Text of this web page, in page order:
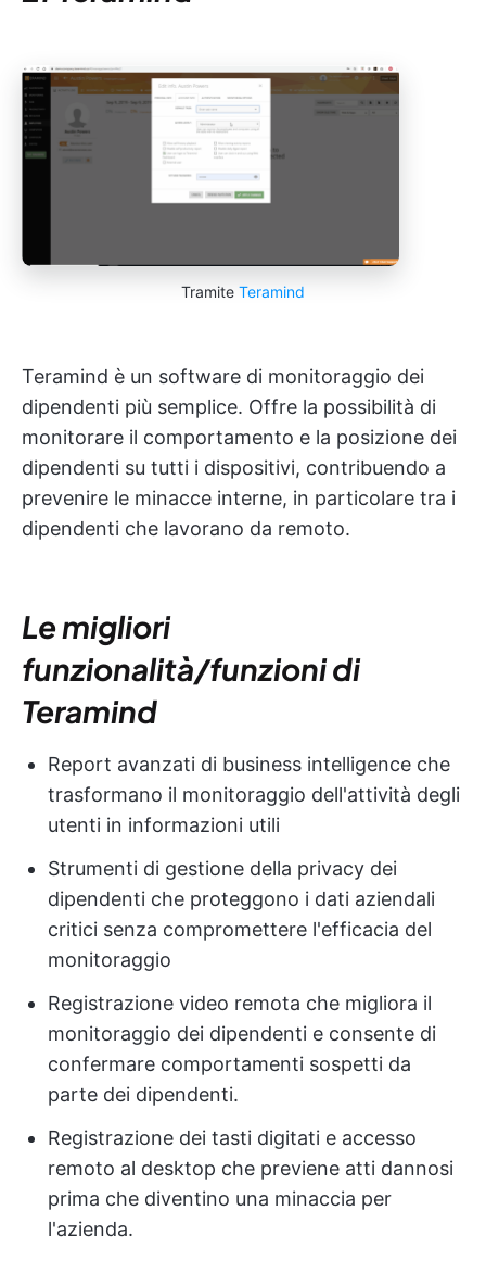
Tramite Teramind
Teramind è un software di monitoraggio dei
dipendenti più semplice. Offre la possibilità di
monitorare il comportamento e la posizione dei
dipendenti su tutti i dispositivi, contribuendo a
prevenire le minacce interne, in particolare tra i
dipendenti che lavorano da remoto.
Le migliori
funzionalità/funzioni di
Teramind
Report avanzati di business intelligence che
trasformano il monitoraggio dell'attività degli
utenti in informazioni utili
Strumenti di gestione della privacy dei
dipendenti che proteggono i dati aziendali
critici senza compromettere l'efficacia del
monitoraggio
Registrazione video remota che migliora il
monitoraggio dei dipendenti e consente di
confermare comportamenti sospetti da
parte dei dipendenti.
Registrazione dei tasti digitati e accesso
remoto al desktop che previene atti dannosi
prima che diventino una minaccia per
l'azienda.